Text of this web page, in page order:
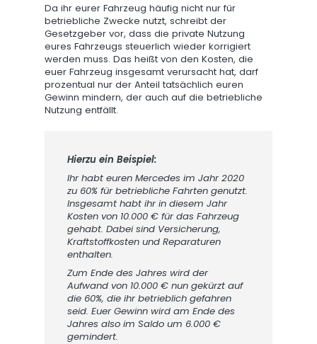
Da ihr eurer Fahrzeug häufig nicht nur für
betriebliche Zwecke nutzt, schreibt der
Gesetzgeber vor, dass die private Nutzung
eures Fahrzeugs steuerlich wieder korrigiert
werden muss. Das heißt von den Kosten, die
euer Fahrzeug insgesamt verursacht hat, darf
prozentual nur der Anteil tatsächlich euren
Gewinn mindern, der auch auf die betriebliche
Nutzung entfällt.
Hierzu ein Beispiel:
Ihr habt euren Mercedes im Jahr 2020
zu 60% für betriebliche Fahrten genutzt.
Insgesamt habt ihr in diesem Jahr
Kosten von 10.000 € für das Fahrzeug
gehabt. Dabei sind Versicherung,
Kraftstoffkosten und Reparaturen
enthalten.
Zum Ende des Jahres wird der
Aufwand von 10.000 € nun gekürzt auf
die 60%, die ihr betrieblich gefahren
seid. Euer Gewinn wird am Ende des
Jahres also im Saldo um 6.000 €
gemindert.